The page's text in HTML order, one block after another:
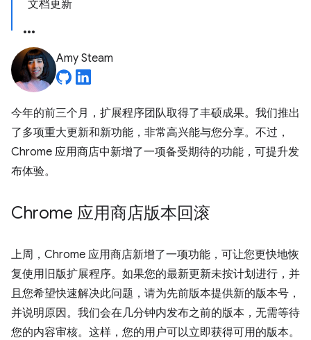
文档更新
Amy Steam
今年的前三个月，扩展程序团队取得了丰硕成果。我们推出
了多项重大更新和新功能，非常高兴能与您分享。不过，
Chrome 应用商店中新增了一项备受期待的功能，可提升发
布体验。
Chrome 应用商店版本回滚
上周，Chrome 应用商店新增了一项功能，可让您更快地恢
复使用旧版扩展程序。如果您的最新更新未按计划进行，并
且您希望快速解决此问题，请为先前版本提供新的版本号，
并说明原因。我们会在几分钟内发布之前的版本，无需等待
您的内容审核。这样，您的用户可以立即获得可用的版本。